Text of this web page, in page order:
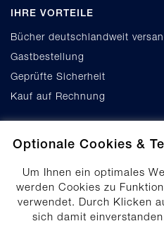
Optionale Cookies &
Um Ihnen ein optimales
werden Cookies zu
verwendet. Durch Klicken
sich damit
IHRE VORTEILE
Bücher deutschlandweit
Gastbestellung
Geprüfte Sicherheit
Kauf auf Rechnung
Cookie-Einstellungen
Datenschutz